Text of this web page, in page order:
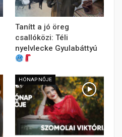
Tanítt a jó öreg
csallóközi: Téli
nyelvlecke Gyulabáttyú
HÓNAP NŐJE